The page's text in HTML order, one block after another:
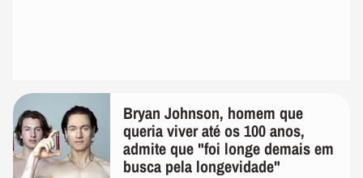
Bryan Johnson, homem que
queria viver até os 100 anos,
admite que "foi longe demais em
busca pela longevidade"